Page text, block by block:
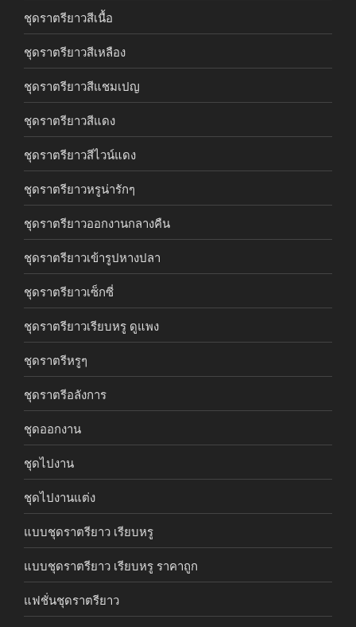
ชุดราตรียาวสีเนื้อ
ชุดราตรียาวสีเหลือง
ชุดราตรียาวสีแชมเปญ
ชุดราตรียาวสีแดง
ชุดราตรียาวสีไวน์แดง
ชุดราตรียาวหรูน่ารักๆ
ชุดราตรียาวออกงานกลางคืน
ชุดราตรียาวเข้ารูปหางปลา
ชุดราตรียาวเซ็กซี่
ชุดราตรียาวเรียบหรู ดูแพง
ชุดราตรีหรูๆ
ชุดราตรีอลังการ
ชุดออกงาน
ชุดไปงาน
ชุดไปงานแต่ง
แบบชุดราตรียาว เรียบหรู
แบบชุดราตรียาว เรียบหรู ราคาถูก
แฟชั่นชุดราตรียาว